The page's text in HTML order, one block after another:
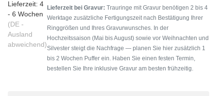
Lieferzeit: 4
- 6 Wochen
(DE -
Ausland
abweichend)
Lieferzeit bei Gravur: Trauringe mit Gravur benötigen 2 bis 4
Werktage zusätzliche Fertigungszeit nach Bestätigung Ihrer
Ringgrößen und Ihres Gravurwunsches. In der
Hochzeitssaison (Mai bis August) sowie vor Weihnachten und
Silvester steigt die Nachfrage — planen Sie hier zusätzlich 1
bis 2 Wochen Puffer ein. Haben Sie einen festen Termin,
bestellen Sie Ihre inklusive Gravur am besten frühzeitig.